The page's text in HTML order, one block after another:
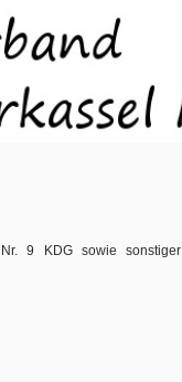
9 KDG sowie sonstiger